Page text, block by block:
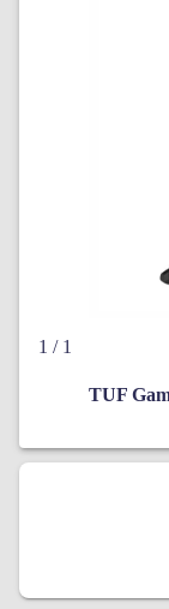
1
/ 1